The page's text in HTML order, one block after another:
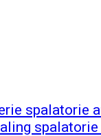
spalatorie